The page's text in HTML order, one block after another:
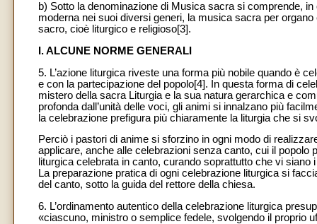
b) Sotto la denominazione di Musica sacra si comprende,
moderna nei suoi diversi generi, la musica sacra per
sacro, cioè liturgico e religioso[3].
I. ALCUNE NORME GENERALI
5. L’azione liturgica riveste una forma più nobile quando è
e con la partecipazione del popolo[4]. In questa forma di
mistero della sacra Liturgia e la sua natura gerarchica e
profonda dall’unità delle voci, gli animi si innalzano più
la celebrazione prefigura più chiaramente la liturgia che si
Perciò i pastori di anime si sforzino in ogni modo di
applicare, anche alle celebrazioni senza canto, cui il popolo
liturgica celebrata in canto, curando soprattutto che vi
La preparazione pratica di ogni celebrazione liturgica si
del canto, sotto la guida del rettore della chiesa.
6. L’ordinamento autentico della celebrazione liturgica
«ciascuno, ministro o semplice fedele, svolgendo il proprio